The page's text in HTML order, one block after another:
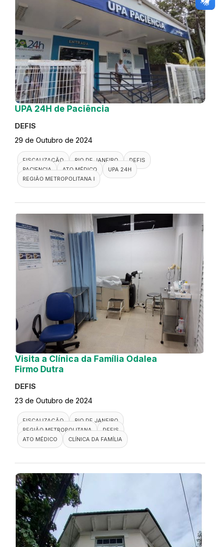
UPA 24H de Paciência
DEFIS
29 de Outubro de 2024
FISCALIZAÇÃO RIO DE JANEIRO
DEFIS
PACIENCIA
ATO MÉDICO
UPA 24H
REGIÃO METROPOLITANA I
Visita a Clínica da Família Odalea
Firmo Dutra
DEFIS
23 de Outubro de 2024
FISCALIZAÇÃO
RIO DE JANEIRO
REGIÃO METROPOLITANA
DEFIS
ATO MÉDICO
CLÍNICA DA FAMÍLIA